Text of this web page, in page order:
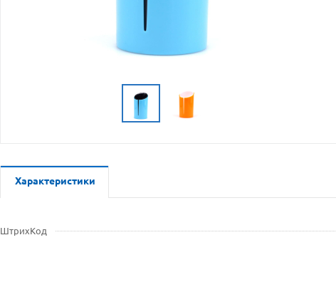
Характеристики
ШтрихКод